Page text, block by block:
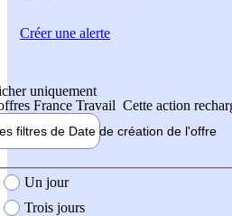
uniquement
France Travail Cette action
filtres de Date de création de l'offre
création de l'offre
Un jour
Trois jours
Créer une alerte